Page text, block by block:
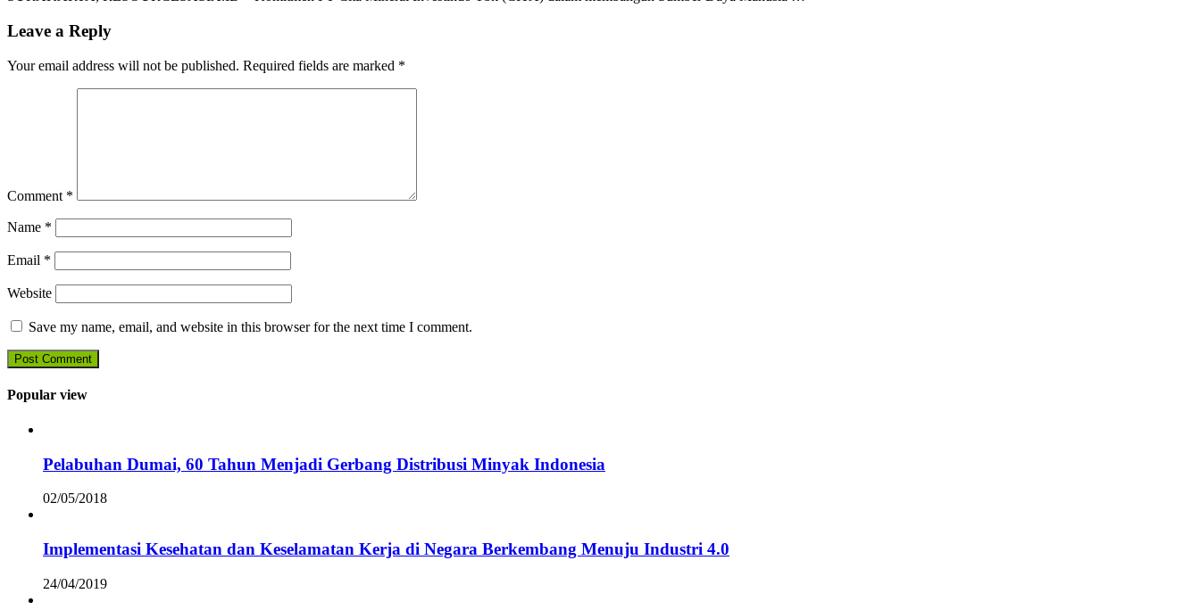
Leave a Reply
Your email address will not be published. Required fields are marked *
Comment *
Name *
Email *
Website
Save my name, email, and website in this browser for the next time I comment.
Popular view
Pelabuhan Dumai, 60 Tahun Menjadi Gerbang Distribusi Minyak Indonesia
02/05/2018
Implementasi Kesehatan dan Keselamatan Kerja di Negara Berkembang Menuju Industri 4.0
24/04/2019